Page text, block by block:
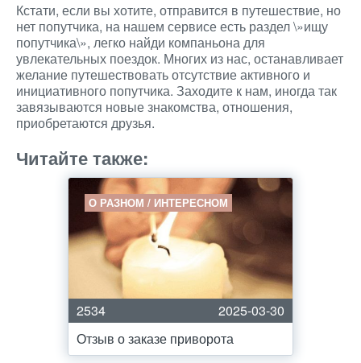
Кстати, если вы хотите, отправится в путешествие, но
нет попутчика, на нашем сервисе есть раздел \»ищу
попутчика\», легко найди компаньона для
увлекательных поездок. Многих из нас, останавливает
желание путешествовать отсутствие активного и
инициативного попутчика. Заходите к нам, иногда так
завязываются новые знакомства, отношения,
приобретаются друзья.
Читайте также:
О РАЗНОМ / ИНТЕРЕСНОМ
2534
2025-03-30
Отзыв о заказе приворота